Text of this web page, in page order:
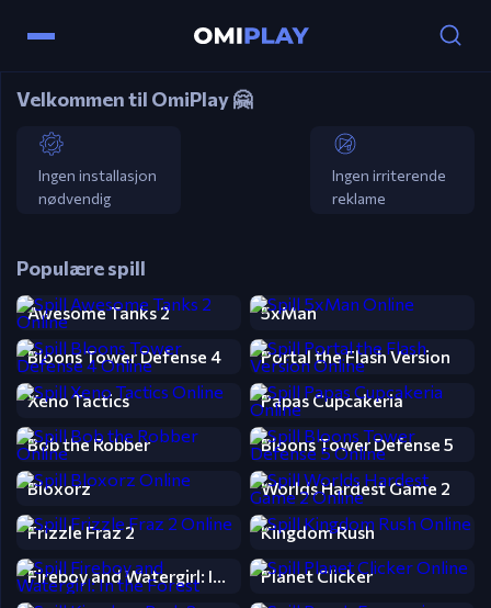
Velkommen til OmiPlay 🤗
Ingen installasjon
nødvendig
Ingen irriterende
reklame
Populære spill
Awesome Tanks 2 5xMan
Bloons Tower Defense 4 Portal the Flash Version
Xeno Tactics Papas Cupcakeria
Bob the Robber Bloons Tower Defense 5
Bloxorz Worlds Hardest Game 2
Frizzle Fraz 2 Kingdom Rush
Fireboy and Watergirl: In the Forest Temple 3 Planet Clicker